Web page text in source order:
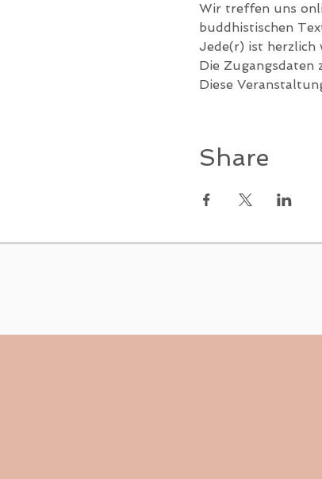
Wir treffen uns
buddhistischen
Jede(r) ist herzlich
Die Zugangsdaten
Diese
Share